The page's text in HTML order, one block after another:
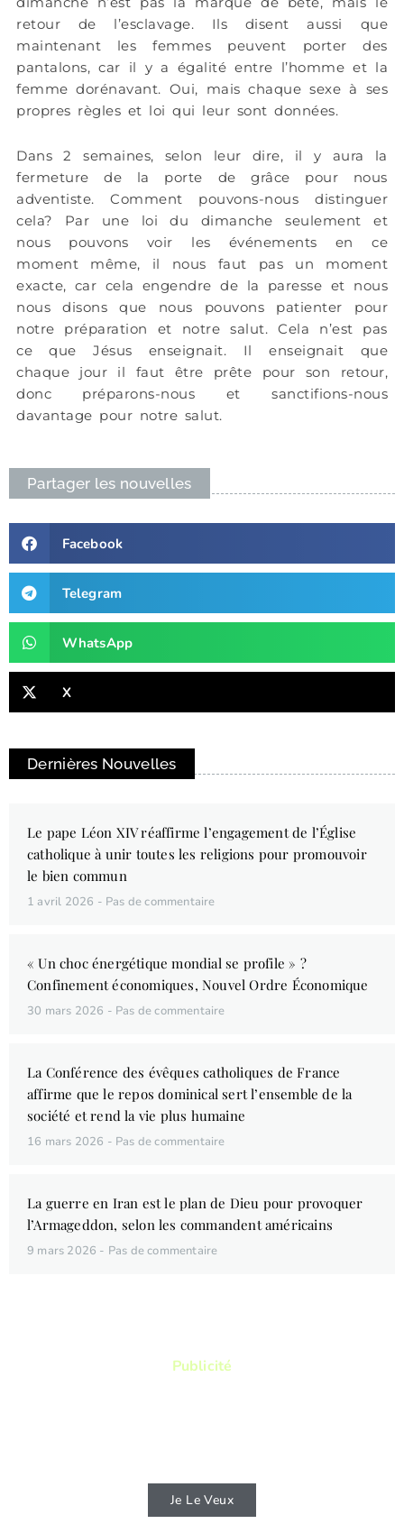
retour de l’esclavage. Ils disent aussi que
maintenant les femmes peuvent porter des
pantalons, car il y a égalité entre l’homme et la
femme dorénavant. Oui, mais chaque sexe à ses
propres règles et loi qui leur sont données.
Dans 2 semaines, selon leur dire, il y aura la
fermeture de la porte de grâce pour nous
adventiste. Comment pouvons-nous distinguer
cela? Par une loi du dimanche seulement et
nous pouvons voir les événements en ce
moment même, il nous faut pas un moment
exacte, car cela engendre de la paresse et nous
nous disons que nous pouvons patienter pour
notre préparation et notre salut. Cela n’est pas
ce que Jésus enseignait. Il enseignait que
chaque jour il faut être prête pour son retour,
donc préparons-nous et sanctifions-nous
davantage pour notre salut.
Partager les nouvelles
Facebook
Telegram
WhatsApp
X
Dernières Nouvelles
Le pape Léon XIV réaffirme l’engagement de l’Église
catholique à unir toutes les religions pour promouvoir
le bien commun
1 avril 2026 Pas de commentaire
« Un choc énergétique mondial se profile » ?
Confinement économiques, Nouvel Ordre Économique
30 mars 2026 Pas de commentaire
La Conférence des évêques catholiques de France
affirme que le repos dominical sert l’ensemble de la
société et rend la vie plus humaine
16 mars 2026 Pas de commentaire
La guerre en Iran est le plan de Dieu pour provoquer
l’Armageddon, selon les commandent américains
9 mars 2026 Pas de commentaire
Publicité
Je Le Veux